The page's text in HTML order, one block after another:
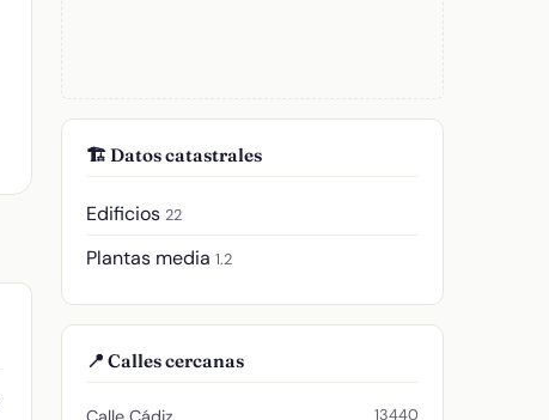
🏗️ Datos catastrales
Edificios 22
Plantas media 1.2
📍 Calles cercanas
13440